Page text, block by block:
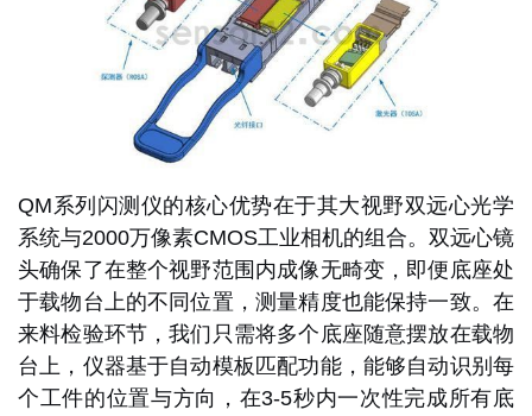
QM系列闪测仪的核心优势在于其大视野双远心光学
系统与2000万像素CMOS工业相机的组合。双远心镜
头确保了在整个视野范围内成像无畸变，即便底座处
于载物台上的不同位置，测量精度也能保持一致。在
来料检验环节，我们只需将多个底座随意摆放在载物
台上，仪器基于自动模板匹配功能，能够自动识别每
个工件的位置与方向，在3-5秒内一次性完成所有底